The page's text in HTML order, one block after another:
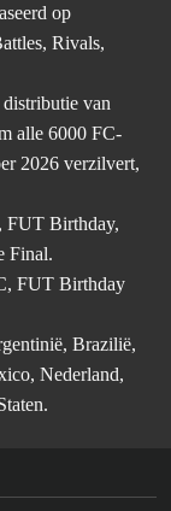
op
Rivals,
distributie van
alle 6000 FC-
2026 verzilvert,
FUT Birthday,
Final.
FUT Birthday
Brazilië,
Nederland,